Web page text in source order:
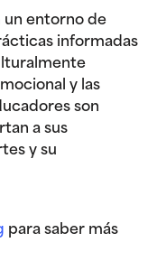
un entorno de
informadas
y las
son
a sus
y su
para saber más